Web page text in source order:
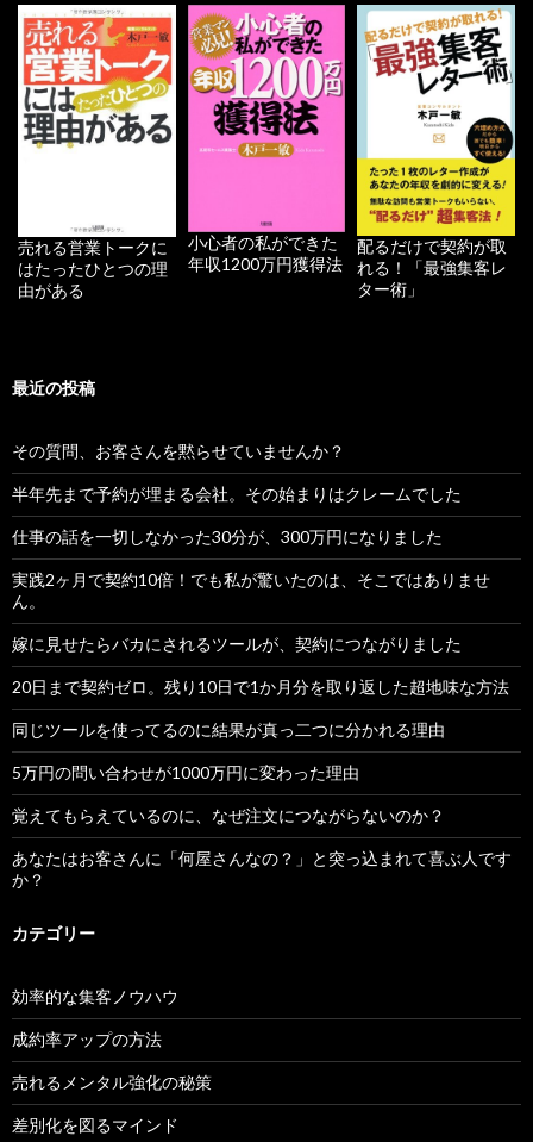
売れる営業トークに
はたったひとつの理
由がある
小心者の私ができた
年収1200万円獲得法
配るだけで契約が取
れる！「最強集客レ
ター術」
最近の投稿
その質問、お客さんを黙らせていませんか？
半年先まで予約が埋まる会社。その始まりはクレームでした
仕事の話を一切しなかった30分が、300万円になりました
実践2ヶ月で契約10倍！でも私が驚いたのは、そこではありませ
ん。
嫁に見せたらバカにされるツールが、契約につながりました
20日まで契約ゼロ。残り10日で1か月分を取り返した超地味な方法
同じツールを使ってるのに結果が真っ二つに分かれる理由
5万円の問い合わせが1000万円に変わった理由
覚えてもらえているのに、なぜ注文につながらないのか？
あなたはお客さんに「何屋さんなの？」と突っ込まれて喜ぶ人です
か？
カテゴリー
効率的な集客ノウハウ
成約率アップの方法
売れるメンタル強化の秘策
差別化を図るマインド